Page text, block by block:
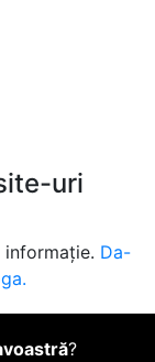
uri
informație. Da-
?